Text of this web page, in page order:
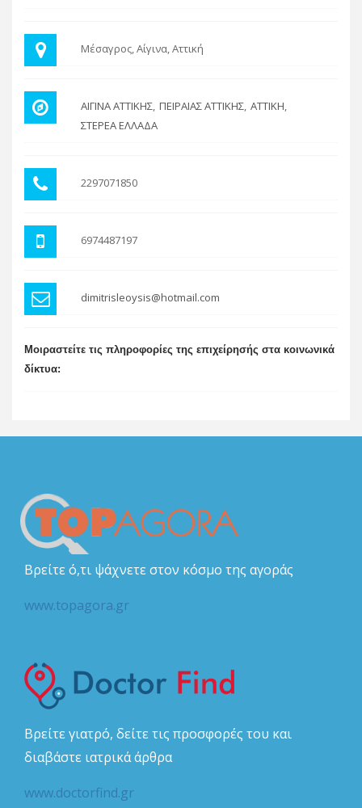
Μέσαγρος, Αίγινα, Αττική
ΑΙΓΙΝΑ ΑΤΤΙΚΗΣ ΠΕΙΡΑΙΑΣ ΑΤΤΙΚΗΣ ΑΤΤΙΚΗ
ΣΤΕΡΕΑ ΕΛΛΑΔΑ
2297071850
6974487197
dimitrisleoysis@hotmail.com
Μοιραστείτε τις πληροφορίες της επιχείρησής στα κοινωνικά
δίκτυα:
Βρείτε ό,τι ψάχνετε στον κόσμο της αγοράς
www.topagora.gr
Βρείτε γιατρό, δείτε τις προσφορές του και
διαβάστε ιατρικά άρθρα
www.doctorfind.gr